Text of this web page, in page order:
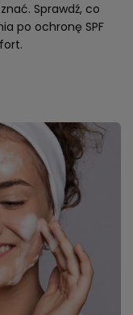
Sprawdź, co
po ochronę SPF